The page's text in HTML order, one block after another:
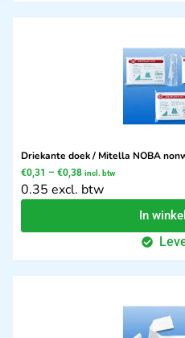
Driekante doek / Mitella NOBA
€0,31 – €0,38 incl. btw
0.35 excl. btw
In